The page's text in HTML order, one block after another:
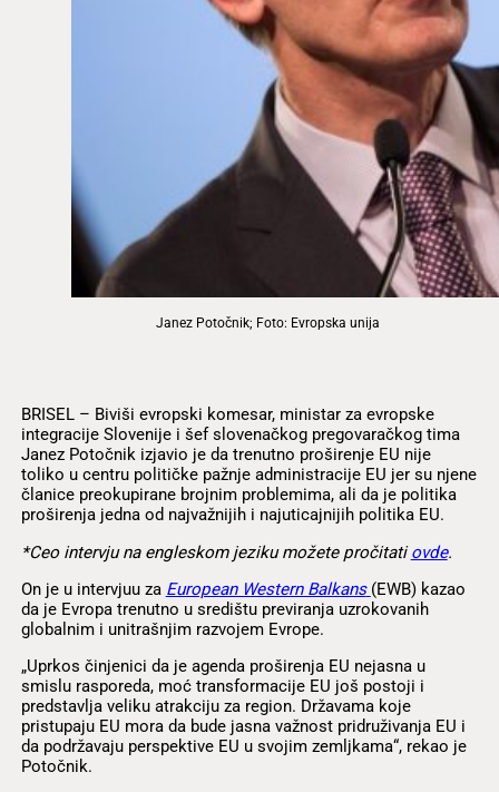
Janez Potočnik; Foto: Evropska unija
BRISEL – Biviši evropski komesar, ministar za evropske
integracije Slovenije i šef slovenačkog pregovaračkog tima
Janez Potočnik izjavio je da trenutno proširenje EU nije
toliko u centru političke pažnje administracije EU jer su njene
članice preokupirane brojnim problemima, ali da je politika
proširenja jedna od najvažnijih i najuticajnijih politika EU.
*Ceo intervju na engleskom jeziku možete pročitatiovde.
On je u intervjuu za European Western Balkans (EWB) kazao
da je Evropa trenutno u središtu previranja uzrokovanih
globalnim i unitrašnjim razvojem Evrope.
„Uprkos činjenici da je agenda proširenja EU nejasna u
smislu rasporeda, moć transformacije EU još postoji i
predstavlja veliku atrakciju za region. Državama koje
pristupaju EU mora da bude jasna važnost pridruživanja EU i
da podržavaju perspektive EU u svojim zemljkama“, rekao je
Potočnik.